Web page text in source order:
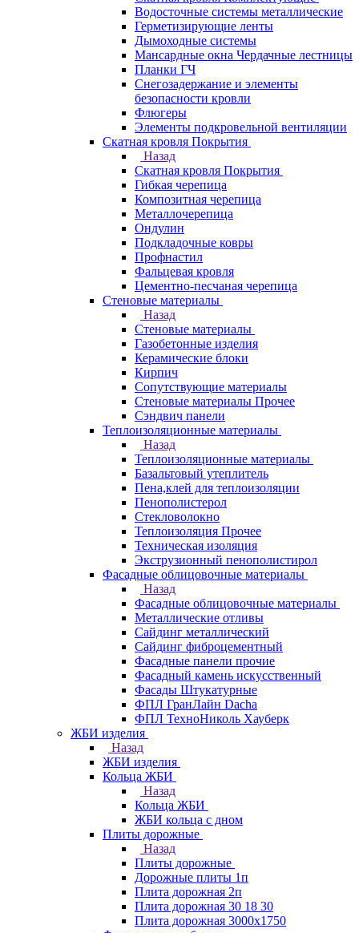
Водосточные системы металлические
Герметизирующие ленты
Дымоходные системы
Мансардные окна Чердачные лестницы
Планки ГЧ
Снегозадержание и элементы
безопасности кровли
Флюгеры
Элементы подкровельной вентиляции
Скатная кровля Покрытия
Назад
Скатная кровля Покрытия
Гибкая черепица
Композитная черепица
Металлочерепица
Ондулин
Подкладочные ковры
Профнастил
Фальцевая кровля
Цементно-песчаная черепица
Стеновые материалы
Назад
Стеновые материалы
Газобетонные изделия
Керамические блоки
Кирпич
Сопутствующие материалы
Стеновые материалы Прочее
Сэндвич панели
Теплоизоляционные материалы
Назад
Теплоизоляционные материалы
Базальтовый утеплитель
Пена,клей для теплоизоляции
Пенополистерол
Стекловолокно
Теплоизоляция Прочее
Техническая изоляция
Экструзионный пенополистирол
Фасадные облицовочные материалы
Назад
Фасадные облицовочные материалы
Металлические отливы
Сайдинг металлический
Сайдинг фиброцементный
Фасадные панели прочие
Фасадный камень искусственный
Фасады Штукатурные
ФПЛ ГранЛайн Dacha
ФПЛ ТехноНиколь Хауберк
ЖБИ изделия
Назад
ЖБИ изделия
Кольца ЖБИ
Назад
Кольца ЖБИ
ЖБИ кольца с дном
Плиты дорожные
Назад
Плиты дорожные
Дорожные плиты 1п
Плита дорожная 2п
Плита дорожная 30 18 30
Плита дорожная 3000х1750